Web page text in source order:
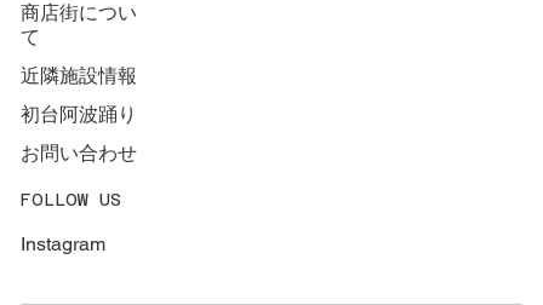
商店街につい
て
近隣施設情報
初台阿波踊り
お問い合わせ
FOLLOW US
Instagram